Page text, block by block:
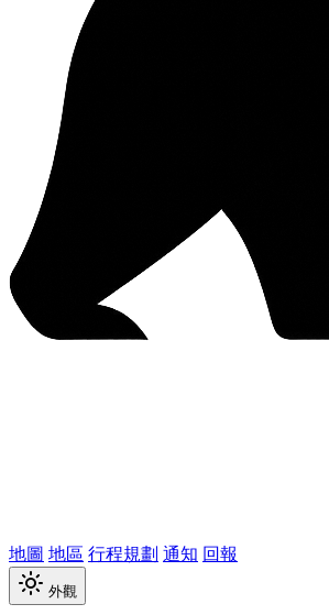
地圖 地區 行程規劃 通知 回報
外觀